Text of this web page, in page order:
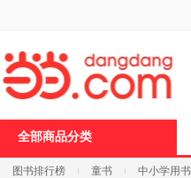
全部商品分类
图书排行榜 童书 中小学用书
打
开
无
障
页